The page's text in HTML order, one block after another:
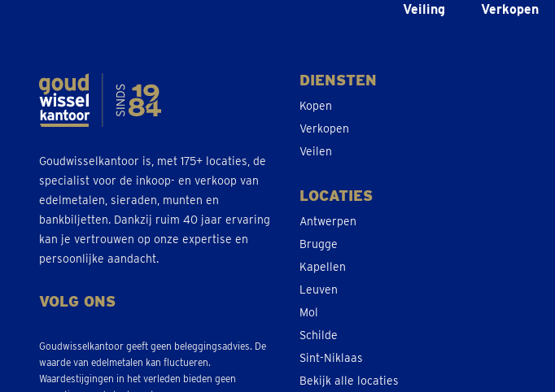
Veiling Verkopen
Goudwisselkantoor is, met 175+ locaties, de
specialist voor de inkoop- en verkoop van
edelmetalen, sieraden, munten en
bankbiljetten. Dankzij ruim 40 jaar ervaring
kan je vertrouwen op onze expertise en
persoonlijke aandacht.
VOLG ONS
Goudwisselkantoor geeft geen beleggingsadvies. De
waarde van edelmetalen kan fluctueren.
Waardestijgingen in het verleden bieden geen
DIENSTEN
Kopen
Verkopen
Veilen
LOCATIES
Antwerpen
Brugge
Kapellen
Leuven
Mol
Schilde
Sint-Niklaas
Bekijk alle locaties